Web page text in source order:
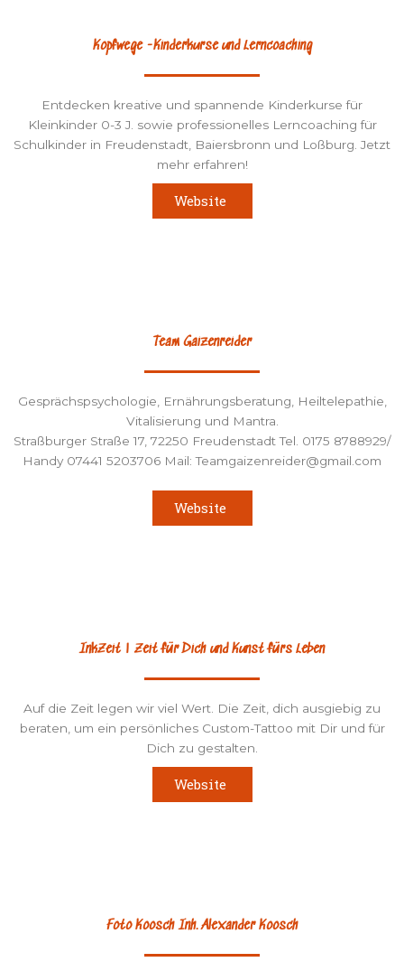
Kopfwege -Kinderkurse und Lerncoaching
Entdecken kreative und spannende Kinderkurse für
Kleinkinder 0-3 J. sowie professionelles Lerncoaching für
Schulkinder in Freudenstadt, Baiersbronn und Loßburg. Jetzt
mehr erfahren!
Website
Team Gaizenreider
Gesprächspsychologie, Ernährungsberatung, Heiltelepathie,
Vitalisierung und Mantra.
Straßburger Straße 17, 72250 Freudenstadt Tel. 0175 8788929/
Handy 07441 5203706 Mail: Teamgaizenreider@gmail.com
Website
InkZeit | Zeit für Dich und Kunst fürs Leben
Auf die Zeit legen wir viel Wert. Die Zeit, dich ausgiebig zu
beraten, um ein persönliches Custom-Tattoo mit Dir und für
Dich zu gestalten.
Website
Foto Koosch Inh. Alexander Koosch